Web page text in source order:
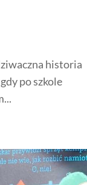
historia
po szkole